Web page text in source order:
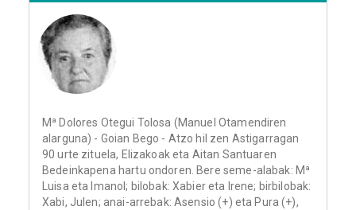
Mª Dolores Otegui Tolosa (Manuel Otamendiren
alarguna) - Goian Bego - Atzo hil zen Astigarragan
90 urte zituela, Elizakoak eta Aitan Santuaren
Bedeinkapena hartu ondoren. Bere seme-alabak: Mª
Luisa eta Imanol; bilobak: Xabier eta Irene; birbilobak:
Xabi, Julen; anai-arrebak: Asensio (+) eta Pura (+),